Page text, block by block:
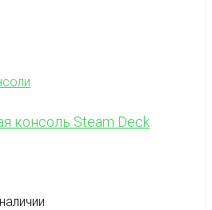
консоль Steam Deck